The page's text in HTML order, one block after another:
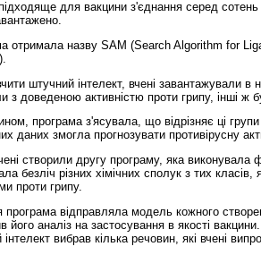
для вакцини з'єднання серед сотень
отримала назву SAM (Search Algorithm for
штучний інтелект, вчені завантажували в
з доведеною активністю проти грипу, інші ж
програма з'ясувала, що відрізняє ці групи
даних змогла прогнозувати противірусну
створили другу програму, яка виконувала
безліч різних хімічних сполук з тих класів,
проти грипу.
програма відправляла модель кожного
його аналіз на застосування в якості
вибрав кілька речовин, які вчені